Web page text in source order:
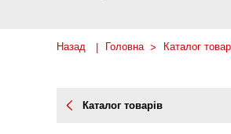
Назад Головна Каталог
Каталог товарів